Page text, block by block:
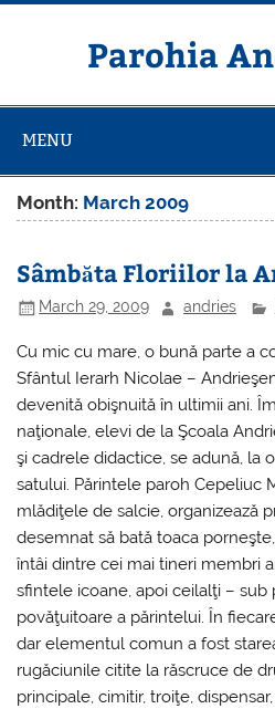
Skip
Parohia
MENU
Month: March 2009
Sâmbăta Floriilor la
March 29, 2009 andries
Cu mic cu mare, o bună parte a
Sfântul Ierarh Nicolae –
devenită obişnuită în ultimii ani.
naţionale, elevi de la Şcoala
şi cadrele didactice, se adună, la
satului. Părintele paroh Cepeliuc
mlădiţele de salcie, organizează
desemnat să bată toaca
întâi dintre cei mai tineri membri
sfintele icoane, apoi ceilalţi – sub
povăţuitoare a părintelui. În
dar elementul comun a fost
rugăciunile citite la răscruce de
principale, cimitir, troiţe,